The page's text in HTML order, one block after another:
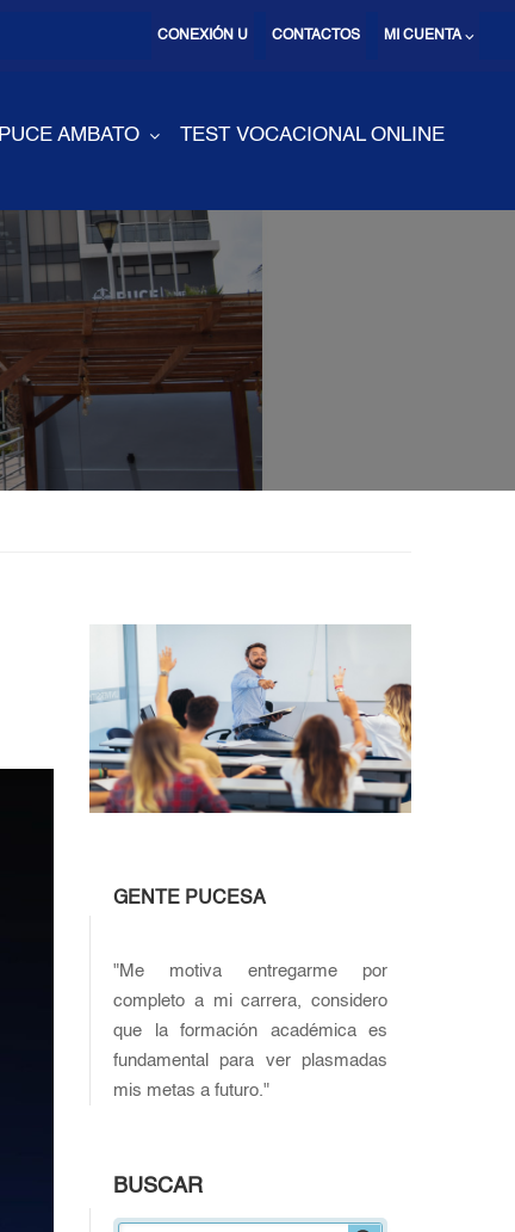
MI CUENTA ⌵
CONTACTOS
CONEXIÓN U
PUCE AMBATO TEST VOCACIONAL ONLINE
GENTE PUCESA
"Me motiva entregarme por
completo a mi carrera, considero
que la formación académica es
fundamental para ver plasmadas
mis metas a futuro."
BUSCAR